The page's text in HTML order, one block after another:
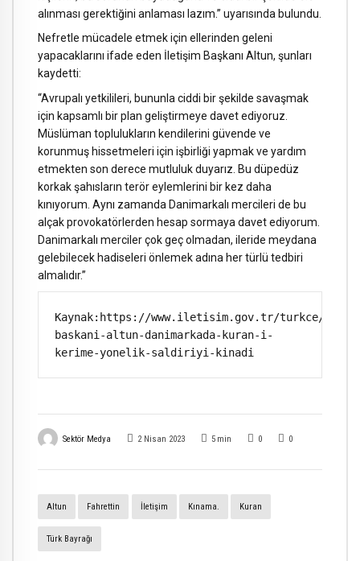
Sektör Medya 2 Nisan 2023 5 min 0 0
Altun Fahrettin İletişim Kınama. Kuran
Türk Bayrağı
alınması gerektiğini anlaması lazım.” uyarısında bulundu.
Nefretle mücadele etmek için ellerinden geleni
yapacaklarını ifade eden İletişim Başkanı Altun, şunları
kaydetti:
“Avrupalı yetkilileri, bununla ciddi bir şekilde savaşmak
için kapsamlı bir plan geliştirmeye davet ediyoruz.
Müslüman toplulukların kendilerini güvende ve
korunmuş hissetmeleri için işbirliği yapmak ve yardım
etmekten son derece mutluluk duyarız. Bu düpedüz
korkak şahısların terör eylemlerini bir kez daha
kınıyorum. Aynı zamanda Danimarkalı mercileri de bu
alçak provokatörlerden hesap sormaya davet ediyorum.
Danimarkalı merciler çok geç olmadan, ileride meydana
gelebilecek hadiseleri önlemek adına her türlü tedbiri
almalıdır.”
Kaynak:https://www.iletisim.gov.tr/turkce/
baskani-altun-danimarkada-kuran-i-
kerime-yonelik-saldiriyi-kinadi